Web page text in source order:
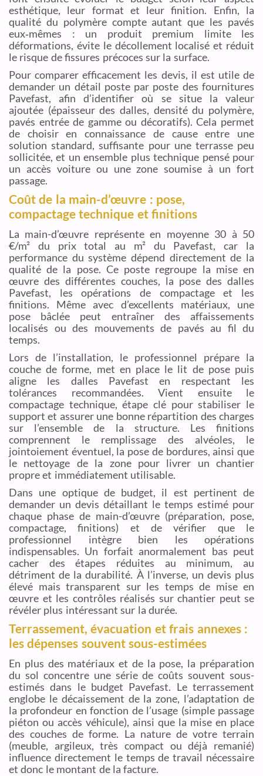
esthétique, leur format et leur finition. Enfin, la
qualité du polymère compte autant que les pavés
eux‑mêmes : un produit premium limite les
déformations, évite le décollement localisé et réduit
le risque de fissures précoces sur la surface.
Pour comparer efficacement les devis, il est utile de
demander un détail poste par poste des fournitures
Pavefast, afin d’identifier où se situe la valeur
ajoutée (épaisseur des dalles, densité du polymère,
pavés entrée de gamme ou décoratifs). Cela permet
de choisir en connaissance de cause entre une
solution standard, suffisante pour une terrasse peu
sollicitée, et un ensemble plus technique pensé pour
un accès voiture ou une zone soumise à un fort
passage.
Coût de la main-d’œuvre : pose,
compactage technique et finitions
La main-d’œuvre représente en moyenne 30 à 50
€/m² du prix total au m² du Pavefast, car la
performance du système dépend directement de la
qualité de la pose. Ce poste regroupe la mise en
œuvre des différentes couches, la pose des dalles
Pavefast, les opérations de compactage et les
finitions. Même avec d’excellents matériaux, une
pose bâclée peut entraîner des affaissements
localisés ou des mouvements de pavés au fil du
temps.
Lors de l’installation, le professionnel prépare la
couche de forme, met en place le lit de pose puis
aligne les dalles Pavefast en respectant les
tolérances recommandées. Vient ensuite le
compactage technique, étape clé pour stabiliser le
support et assurer une bonne répartition des charges
sur l’ensemble de la structure. Les finitions
comprennent le remplissage des alvéoles, le
jointoiement éventuel, la pose de bordures, ainsi que
le nettoyage de la zone pour livrer un chantier
propre et immédiatement utilisable.
Dans une optique de budget, il est pertinent de
demander un devis détaillant le temps estimé pour
chaque phase de main-d’œuvre (préparation, pose,
compactage, finitions) et de vérifier que le
professionnel intègre bien les opérations
indispensables. Un forfait anormalement bas peut
cacher des étapes réduites au minimum, au
détriment de la durabilité. À l’inverse, un devis plus
élevé mais transparent sur les temps de mise en
œuvre et les contrôles réalisés sur chantier peut se
révéler plus intéressant sur la durée.
Terrassement, évacuation et frais annexes :
les dépenses souvent sous-estimées
En plus des matériaux et de la pose, la préparation
du sol concentre une série de coûts souvent sous-
estimés dans le budget Pavefast. Le terrassement
englobe le décaissement de la zone, l’adaptation de
la profondeur en fonction de l’usage (simple passage
piéton ou accès véhicule), ainsi que la mise en place
des couches de forme. La nature de votre terrain
(meuble, argileux, très compact ou déjà remanié)
influence directement le temps de travail nécessaire
et donc le montant de la facture.